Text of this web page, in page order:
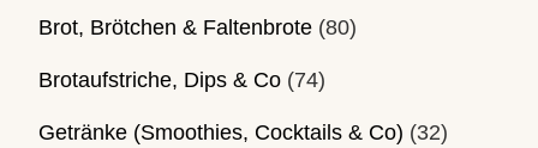
Brot, Brötchen & Faltenbrote (80)
Brotaufstriche, Dips & Co (74)
Getränke (Smoothies, Cocktails & Co) (32)